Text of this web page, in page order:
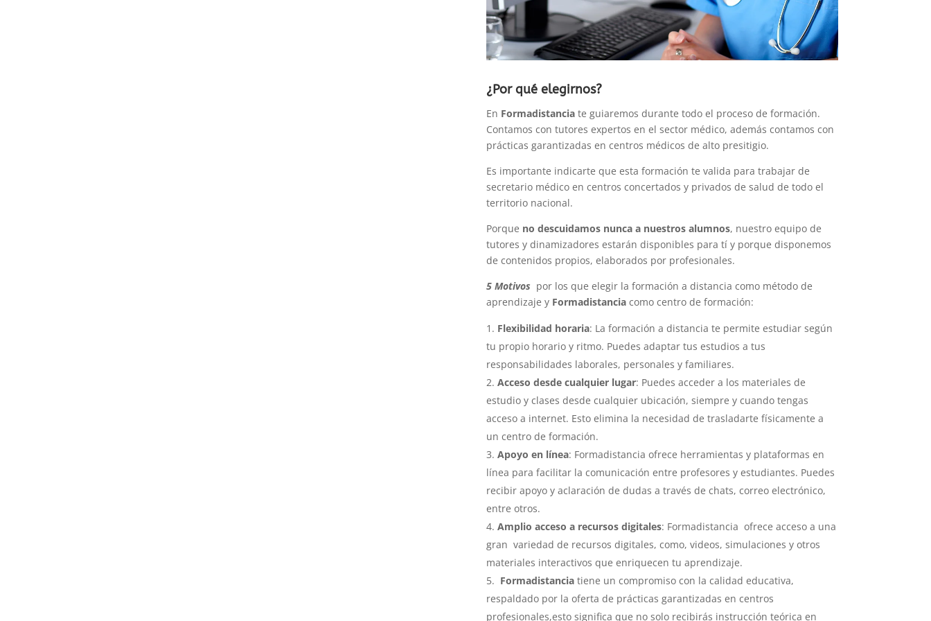
¿Por qué elegirnos?
En Formadistanciate guiaremos durante todo el proceso de formación.
Contamos con tutores expertos en el sector médico, además contamos con
prácticas garantizadas en centros médicos de alto presitigio.
Es importante indicarte que esta formación te valida para trabajar de
secretario médico en centros concertados y privados de salud de todo el
territorio nacional.
Porque no descuidamos nunca a nuestros alumnos, nuestro equipo de
tutores y dinamizadores estarán disponibles para tí y porque disponemos
de contenidos propios, elaborados por profesionales.
5 Motivos por los que elegir la formación a distancia como método de
aprendizaje y Formadistanciacomo centro de formación:
Flexibilidad horaria: La formación a distancia te permite estudiar según
tu propio horario y ritmo. Puedes adaptar tus estudios a tus
responsabilidades laborales, personales y familiares.
Acceso desde cualquier lugar: Puedes acceder a los materiales de
estudio y clases desde cualquier ubicación, siempre y cuando tengas
acceso a internet. Esto elimina la necesidad de trasladarte físicamente a
un centro de formación.
Apoyo en línea: Formadistancia ofrece herramientas y plataformas en
línea para facilitar la comunicación entre profesores y estudiantes. Puedes
recibir apoyo y aclaración de dudas a través de chats, correo electrónico,
entre otros.
Amplio acceso a recursos digitales: Formadistancia ofrece acceso a una
gran variedad de recursos digitales, como, videos, simulaciones y otros
materiales interactivos que enriquecen tu aprendizaje.
Formadistanciatiene un compromiso con la calidad educativa,
respaldado por la oferta de prácticas garantizadas en centros
profesionales,esto significa que no solo recibirás instrucción teórica en